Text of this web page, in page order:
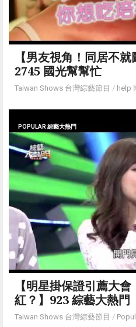
【男友視角！同居不就
2745 國光幫幫忙
Taiwan Shows 台灣綜藝節目 / help
POPULAR 綜藝大熱門
【明星掛保證引薦大
紅？】923 綜藝大熱門
Taiwan Shows 台灣綜藝節目 /